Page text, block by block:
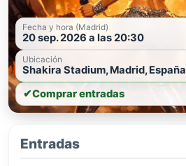
Fecha y hora (Madrid)
20 sep. 2026 a las 20:30
Ubicación
Shakira Stadium, Madrid, España
✔Comprar entradas
Entradas